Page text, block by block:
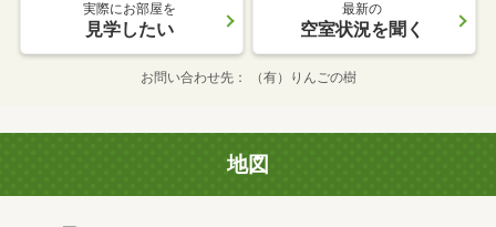
実際にお部屋を
見学したい
最新の
空室状況を聞く
お問い合わせ先 （有）りんごの樹
地図